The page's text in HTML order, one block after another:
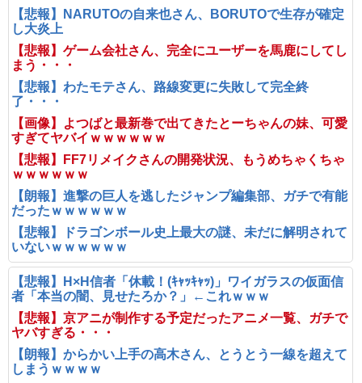
【悲報】NARUTOの自来也さん、BORUTOで生存が確定
し大炎上
【悲報】ゲーム会社さん、完全にユーザーを馬鹿にしてし
まう・・・
【悲報】わたモテさん、路線変更に失敗して完全終
了・・・
【画像】よつばと最新巻で出てきたとーちゃんの妹、可愛
すぎてヤバイｗｗｗｗｗｗ
【悲報】FF7リメイクさんの開発状況、もうめちゃくちゃ
ｗｗｗｗｗｗ
【朗報】進撃の巨人を逃したジャンプ編集部、ガチで有能
だったｗｗｗｗｗｗ
【悲報】ドラゴンボール史上最大の謎、未だに解明されて
いないｗｗｗｗｗｗ
【悲報】H×H信者「休載！(ｷｬｯｷｬｯ)」ワイガラスの仮面信
者「本当の闇、見せたろか？」←これｗｗｗ
【悲報】京アニが制作する予定だったアニメ一覧、ガチで
ヤバすぎる・・・
【朗報】からかい上手の高木さん、とうとう一線を超えて
しまうｗｗｗｗ